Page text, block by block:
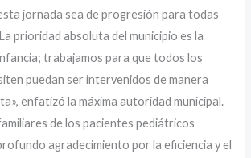
jornada sea de progresión para todas
prioridad absoluta del municipio es la
trabajamos para que todos los
puedan ser intervenidos de manera
enfatizó la máxima autoridad municipal.
de los pacientes pediátricos
agradecimiento por la eficiencia y el